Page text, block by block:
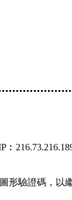
形驗證碼，以